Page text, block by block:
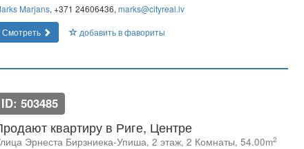
Marjans, +371 24606436, marks@cityreal.lv
Смотреть
добавить в фавориты
ID: 503485
квартиру в Риге, Центре
Эрнеста Бирзниека-Упиша, 2 этаж, 2 Комнаты, 54.00m2